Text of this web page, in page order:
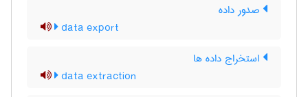
صدور داده
data export
استخراج داده ها
data extraction